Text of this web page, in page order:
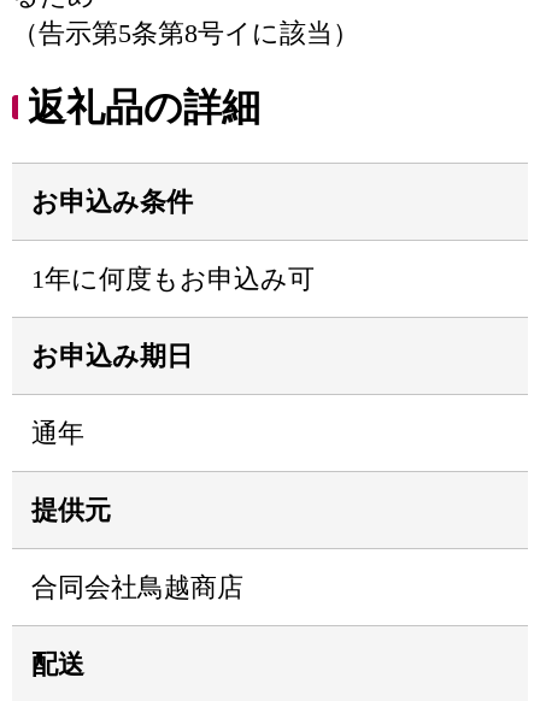
（告示第5条第8号イに該当）
返礼品の詳細
お申込み条件
1年に何度もお申込み可
お申込み期日
通年
提供元
合同会社鳥越商店
配送